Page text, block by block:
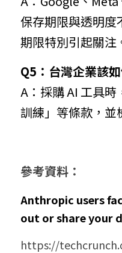
保存期限與透明
期限特別引起關注
Q5：台灣企業該
A：採購 AI 工具
訓練」等條款，並
參考資料：
Anthropic users
out or share your
https://